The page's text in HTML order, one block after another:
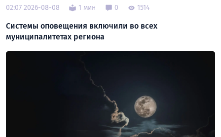
02:07 2026-08-08 1 мин 0 1514
Системы оповещения включили во всех
муниципалитетах региона